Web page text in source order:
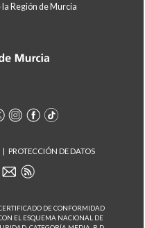
Región de Murcia
PROTECCIÓN DE DATOS